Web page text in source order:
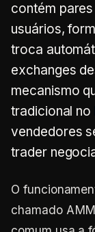
contém
usuários,
troca
exchanges
mecanismo
tradicional no
vendedores
trader
O
chamado